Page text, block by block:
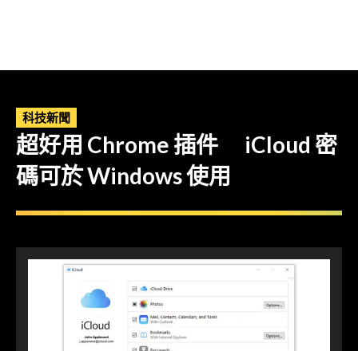
科技新聞
超好用 Chrome 插件 iCloud 密
碼可於 Windows 使用